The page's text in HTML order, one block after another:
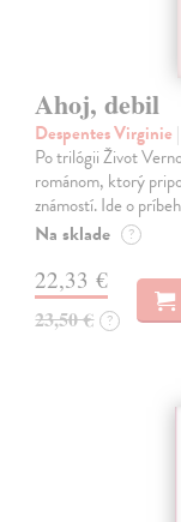
Ahoj, debil
Despentes Virginie
Po trilógii Život
románom, ktorý
známostí. Ide o
Na sklade ?
22,33 €
23,50 € ?